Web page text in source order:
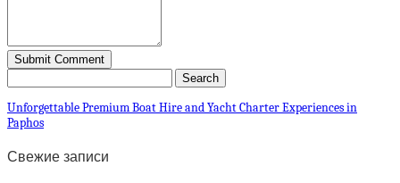
Unforgettable Premium Boat Hire and Yacht Charter Experiences in
Paphos
Свежие записи